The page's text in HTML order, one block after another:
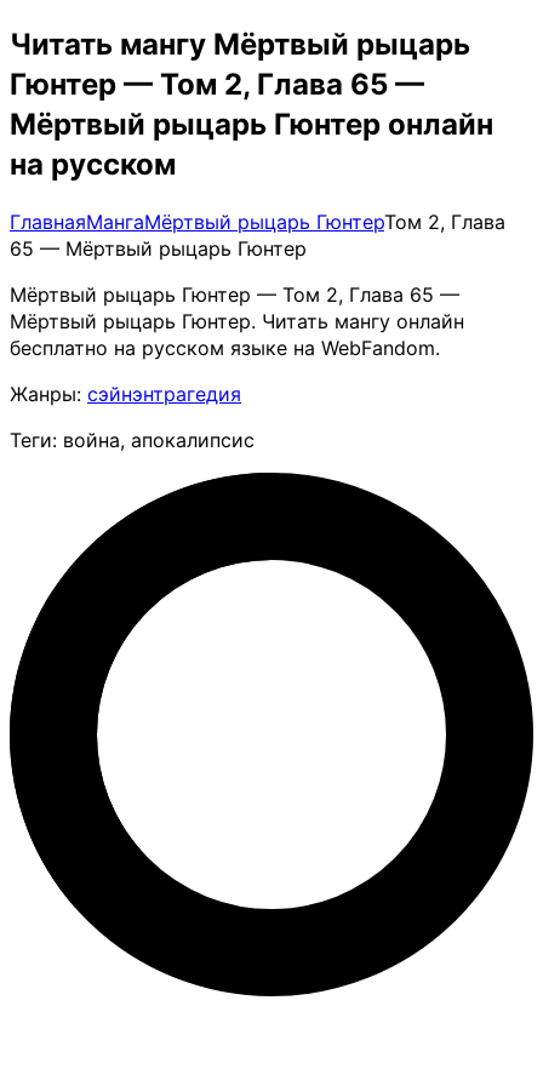
Читать мангу Мёртвый рыцарь
Гюнтер — Том 2, Глава 65 —
Мёртвый рыцарь Гюнтер онлайн
на русском
ГлавнаяМангаМёртвый рыцарь ГюнтерТом 2, Глава
65 — Мёртвый рыцарь Гюнтер
Мёртвый рыцарь Гюнтер — Том 2, Глава 65 —
Мёртвый рыцарь Гюнтер. Читать мангу онлайн
бесплатно на русском языке на WebFandom.
Жанры: сэйнэнтрагедия
Теги: война, апокалипсис